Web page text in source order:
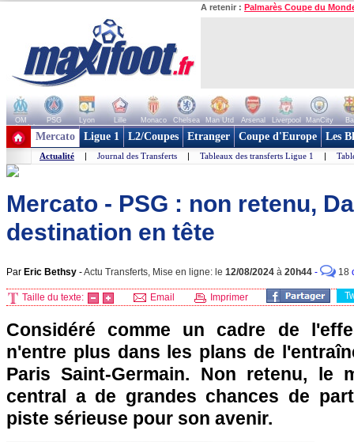
A retenir : Palmarès Coupe du
OM PSG Lyon Lille Monaco Chelsea Man Utd Arsenal Liverpool ManCity
+ de clubs
Mercato Ligue 1 L2/Coupes Etranger Coupe d'Europe Les
Actualité | Journal des Transferts | Tableaux des transferts Ligue 1 |
Mercato - PSG : non retenu,
destination en tête
Par Eric Bethsy -Actu Transferts, Mise en ligne: le 12/08/2024 à 20h44 - 18
Taille du texte: Email Imprimer
Considéré comme un cadre de
n'entre plus dans les plans de
Paris Saint-Germain. Non retenu, le
central a de grandes chances de
piste sérieuse pour son avenir.